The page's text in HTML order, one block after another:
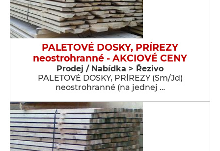
PALETOVÉ DOSKY, PRÍREZY
neostrohranné - AKCIOVÉ CENY
Prodej / Nabídka > Řezivo
PALETOVÉ DOSKY, PRÍREZY (Sm/Jd)
neostrohranné (na jednej …